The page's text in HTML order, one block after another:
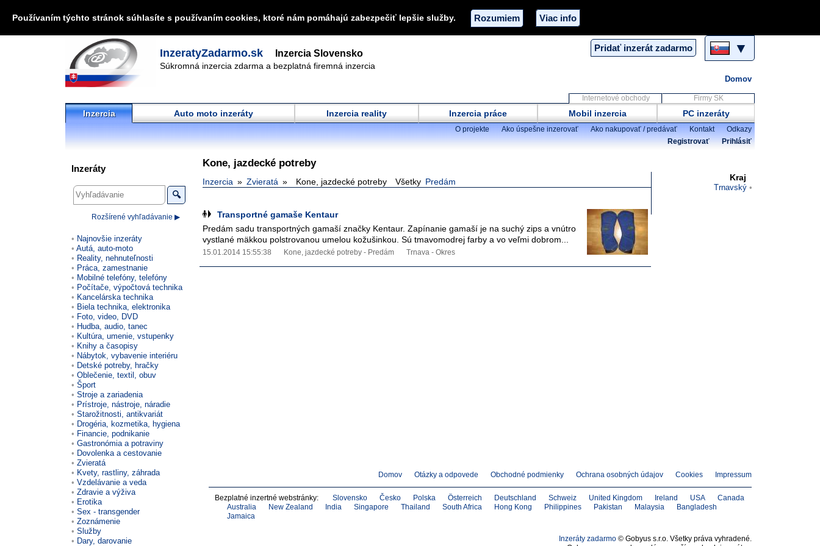
Používaním týchto stránok súhlasíte s používaním cookies, ktoré nám pomáhajú zabezpečiť lepšie služby. Rozumiem Viac info
Pridať inzerát zadarmo ▼
InzeratyZadarmo.sk Inzercia Slovensko
Súkromná inzercia zdarma a bezplatná firemná inzercia
Domov
Internetové obchody Firmy SK
Inzercia Auto moto inzeráty Inzercia reality Inzercia práce Mobil inzercia PC inzeráty
O projekte Ako úspešne inzerovať Ako nakupovať / predávať Kontakt
Odkazy
Registrovať
Prihlásiť
Kone, jazdecké potreby
Inzercia Zvieratá Kone, jazdecké potreby Všetky Predám
Transportné gamaše Kentaur
Predám sadu transportných gamaší značky Kentaur. Zapínanie gamaší je na suchý zips a vnútro
vystlané mäkkou polstrovanou umelou kožušinkou. Sú tmavomodrej farby a vo veľmi dobrom...
15.01.2014 15:55:38 Kone, jazdecké potreby - Predám Trnava - Okres
Kraj
Trnavský
Inzeráty
🔍
Rozšírené vyhľadávanie ▶
Najnovšie inzeráty
Autá, auto-moto
Reality, nehnuteľnosti
Práca, zamestnanie
Mobilné telefóny, telefóny
Počítače, výpočtová technika
Kancelárska technika
Biela technika, elektronika
Foto, video, DVD
Hudba, audio, tanec
Kultúra, umenie, vstupenky
Knihy a časopisy
Nábytok, vybavenie interiéru
Detské potreby, hračky
Oblečenie, textil, obuv
Šport
Stroje a zariadenia
Prístroje, nástroje, náradie
Starožitnosti, antikvariát
Drogéria, kozmetika, hygiena
Financie, podnikanie
Gastronómia a potraviny
Dovolenka a cestovanie
Zvieratá
Kvety, rastliny, záhrada
Vzdelávanie a veda
Zdravie a výživa
Erotika
Sex - transgender
Zoznámenie
Služby
Dary, darovanie
Domov Otázky a odpovede Obchodné podmienky Ochrana osobných údajov Cookies Impressum
Bezplatné inzertné webstránky: Slovensko Česko Polska Österreich Deutschland Schweiz United Kingdom Ireland USA
Canada
Australia
New Zealand India Singapore Thailand South Africa Hong Kong Philippines Pakistan Malaysia
Bangladesh
Jamaica
Inzeráty zadarmo © Gobyus s.r.o. Všetky práva vyhradené.